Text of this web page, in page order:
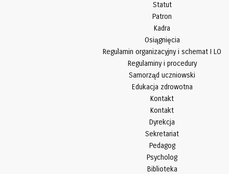
Statut
Patron
Kadra
Osiągnięcia
Regulamin organizacyjny i schemat I LO
Regulaminy i procedury
Samorząd uczniowski
Edukacja zdrowotna
Kontakt
Kontakt
Dyrekcja
Sekretariat
Pedagog
Psycholog
Biblioteka